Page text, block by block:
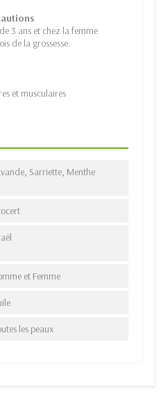
3 ans et chez la femme
de la grossesse.
et musculaires
Sarriette, Menthe
et Femme
les peaux